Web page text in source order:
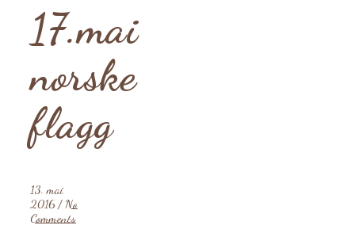
17.mai
norske
flagg
13. mai
2016 / No
Comments